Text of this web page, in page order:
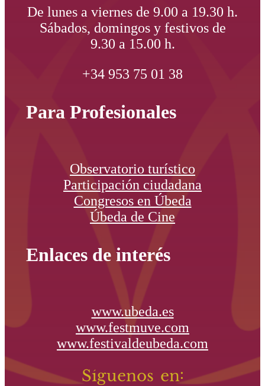
De lunes a viernes de 9.00 a 19.30 h.
Sábados, domingos y festivos de
9.30 a 15.00 h.
+34 953 75 01 38
Para Profesionales
Observatorio turístico
Participación ciudadana
Congresos en Úbeda
Úbeda de Cine
Enlaces de interés
www.ubeda.es
www.festmuve.com
www.festivaldeubeda.com
Síguenos en: